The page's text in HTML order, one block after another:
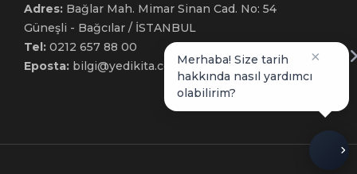
Adres: Bağlar Mah. Mimar Sinan Cad. No: 54
Güneşli - Bağcılar / İSTANBUL
Tel: 0212 657 88 00
Eposta: bilgi@yedikita.com.tr
×
Merhaba! Size tarih
hakkında nasıl yardımcı
olabilirim?